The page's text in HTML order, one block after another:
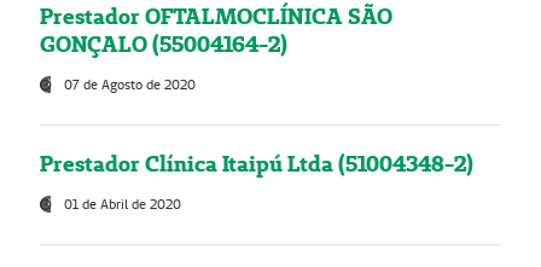
Prestador OFTALMOCLÍNICA SÃO
GONÇALO (55004164-2)
07 de Agosto de 2020
Prestador Clínica Itaipú Ltda (51004348-2)
01 de Abril de 2020